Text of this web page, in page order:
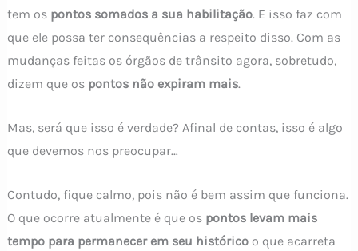
tem os pontos somados a sua habilitação. E isso faz com
que ele possa ter consequências a respeito disso. Com as
mudanças feitas os órgãos de trânsito agora, sobretudo,
dizem que os pontos não expiram mais.
Mas, será que isso é verdade? Afinal de contas, isso é algo
que devemos nos preocupar…
Contudo, fique calmo, pois não é bem assim que funciona.
O que ocorre atualmente é que os pontos levam mais
tempo para permanecer em seu históricoo que acarreta